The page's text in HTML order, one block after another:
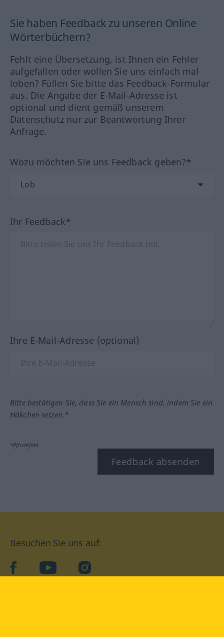
Sie haben Feedback zu unseren Online
Wörterbüchern?
Fehlt eine Übersetzung, ist Ihnen ein Fehler
aufgefallen oder wollen Sie uns einfach mal
loben? Füllen Sie bitte das Feedback-Formular
aus. Die Angabe der E-Mail-Adresse ist
optional und dient gemäß unserem
Datenschutz nur zur Beantwortung Ihrer
Anfrage.
Wozu möchten Sie uns Feedback geben?*
Ihr Feedback*
Ihre E-Mail-Adresse (optional)
Bitte bestätigen Sie, dass Sie ein Mensch sind, indem Sie ein
Häkchen setzen.*
*Pflichtfeld
Feedback absenden
Besuchen Sie uns auf:
facebookYouTube Instagram